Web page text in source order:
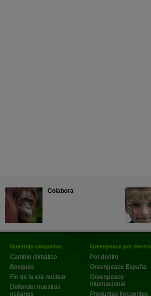
Colabora
Nuestras campañas
Cambio climático
Bosques
Fin de la era nuclear
Defender nuestros
océanos
Greenpeace por dentro
Por dentro
Greenpeace España
Greenpeace
Internacional
Preguntas frecuentes